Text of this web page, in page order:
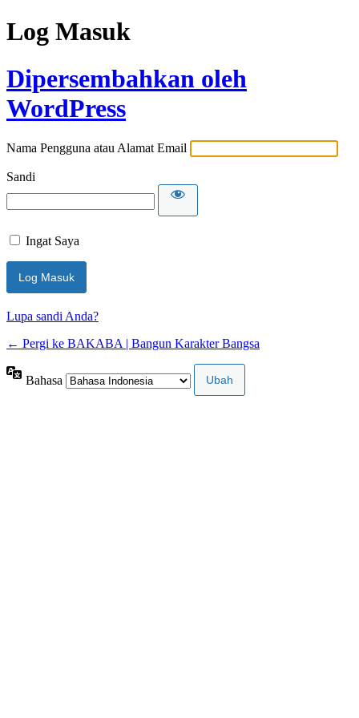
Log Masuk
Dipersembahkan oleh
WordPress
Nama Pengguna atau Alamat Email
Sandi
Ingat Saya
Lupa sandi Anda?
← Pergi ke BAKABA | Bangun Karakter Bangsa
Bahasa